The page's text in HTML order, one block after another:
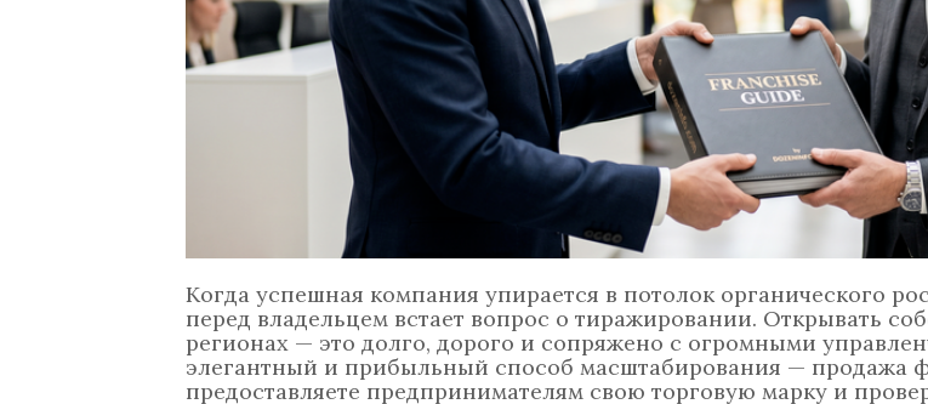
Когда успешная компания упирается в потолок органического
перед владельцем встает вопрос о тиражировании. Открывать
регионах — это долго, дорого и сопряжено с огромными
элегантный и прибыльный способ масштабирования — продажа
предоставляете предпринимателям свою торговую марку и